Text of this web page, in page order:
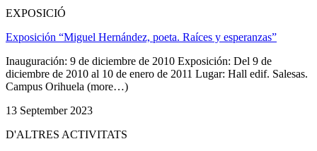
EXPOSICIÓ
Exposición “Miguel Hernández, poeta. Raíces y esperanzas”
Inauguración: 9 de diciembre de 2010 Exposición: Del 9 de
diciembre de 2010 al 10 de enero de 2011 Lugar: Hall edif. Salesas.
Campus Orihuela (more…)
13 September 2023
D'ALTRES ACTIVITATS